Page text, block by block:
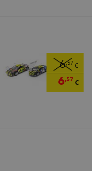
6,57 €
6,57 €